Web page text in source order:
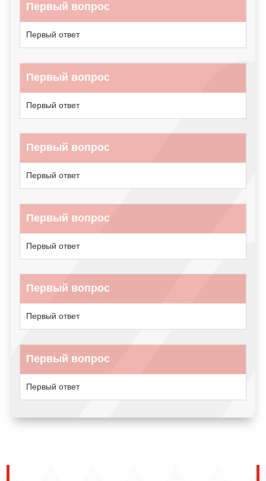
Первый вопрос
Первый ответ
Первый вопрос
Первый ответ
Первый вопрос
Первый ответ
Первый вопрос
Первый ответ
Первый вопрос
Первый ответ
Первый вопрос
Первый ответ